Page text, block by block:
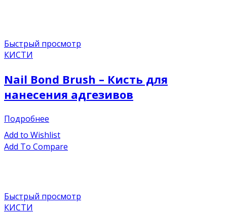
Быстрый просмотр
КИСТИ
Nail Bond Brush – Кисть для
нанесения адгезивов
Подробнее
Add to Wishlist
Add To Compare
Быстрый просмотр
КИСТИ